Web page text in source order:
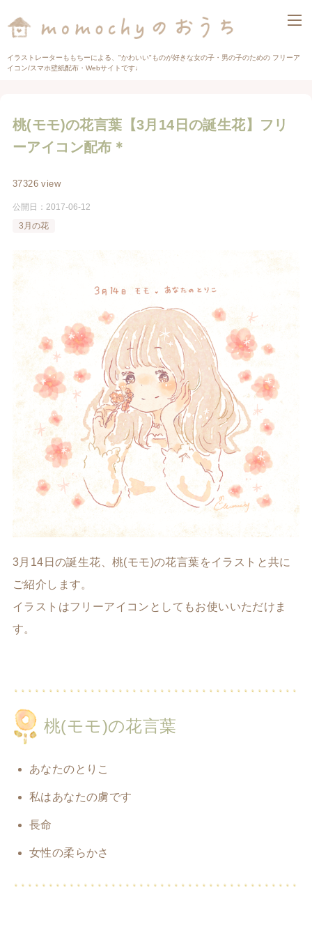
イラストレーターももちーによる、"かわいい"ものが好きな女の子・男の子のための フリーア
イコン/スマホ壁紙配布・Webサイトです♩
桃(モモ)の花言葉【3月14日の誕生花】フリ
ーアイコン配布＊
37326 view
公開日： 2017-06-12
3月の花
3月14日の誕生花、桃(モモ)の花言葉をイラストと共に
ご紹介します。
イラストはフリーアイコンとしてもお使いいただけま
す。
桃(モモ)の花言葉
あなたのとりこ
私はあなたの虜です
長命
女性の柔らかさ